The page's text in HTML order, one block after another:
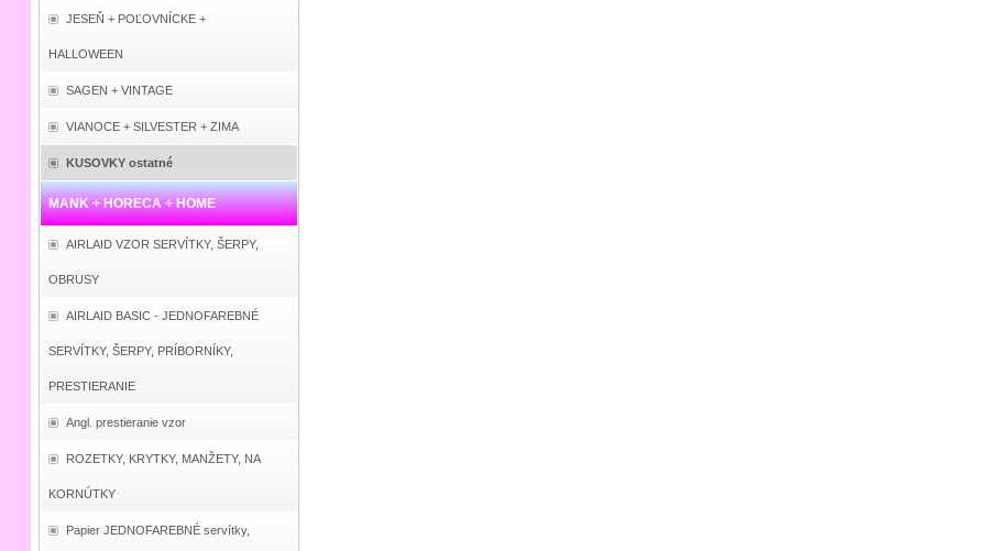
JESEŇ + POĽOVNÍCKE +
HALLOWEEN
SAGEN + VINTAGE
VIANOCE + SILVESTER + ZIMA
KUSOVKY ostatné
MANK + HORECA + HOME
AIRLAID VZOR SERVÍTKY, ŠERPY,
OBRUSY
AIRLAID BASIC - JEDNOFAREBNÉ
SERVÍTKY, ŠERPY, PRÍBORNÍKY,
PRESTIERANIE
Angl. prestieranie vzor
ROZETKY, KRYTKY, MANŽETY, NA
KORNÚTKY
Papier JEDNOFAREBNÉ servítky,